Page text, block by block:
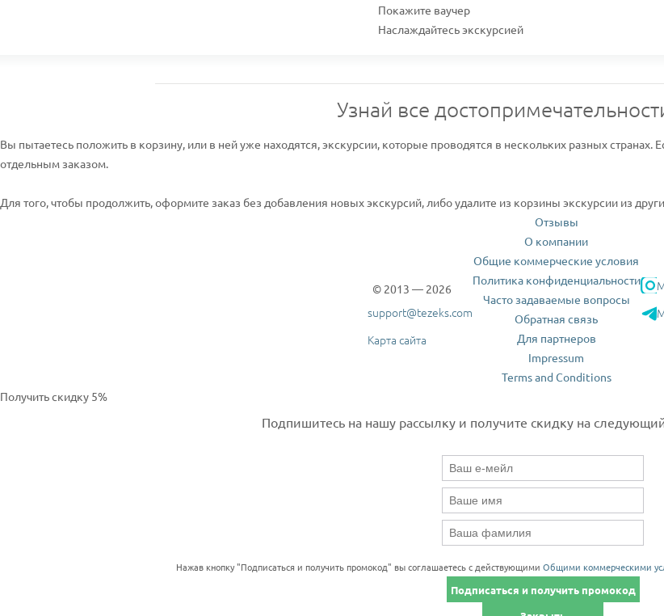
Покажите ваучер
Наслаждайтесь экскурсией
Узнай все
Вы пытаетесь положить в корзину, или в ней уже находятся, экскурсии, которые проводятся в нескольких разных странах.
отдельным заказом.
Для того, чтобы продолжить, оформите заказ без добавления новых экскурсий, либо удалите из корзины экскурсии из
© 2013 — 2026
support@tezeks.com
Карта сайта
Отзывы
О компании
Общие коммерческие условия
Политика конфиденциальности
Часто задаваемые вопросы
Обратная связь
Для партнеров
Impressum
Terms and Conditions
Получить скидку 5%
Подпишитесь на нашу рассылку и получите скидку на следующий
Нажав кнопку "Подписаться и получить промокод" вы соглашаетесь с действующими Общими коммерческими
Подписаться и получить промокод